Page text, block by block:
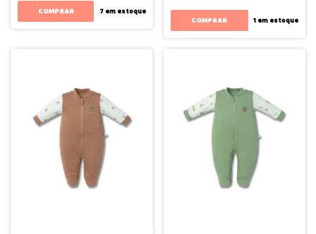
COMPRAR 7em estoque
COMPRAR 1 em estoque